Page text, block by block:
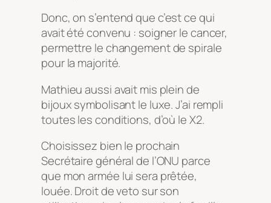
Donc, on s’entend que c’est ce qui
avait été convenu : soigner le cancer,
permettre le changement de spirale
pour la majorité.
Mathieu aussi avait mis plein de
bijoux symbolisant le luxe. J’ai rempli
toutes les conditions, d’où le X2.
Choisissez bien le prochain
Secrétaire général de l’ONU parce
que mon armée lui sera prêtée,
louée. Droit de veto sur son